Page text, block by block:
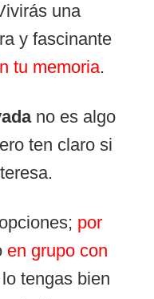
una
y fascinante
tu memoria.
no es algo
ten claro si
por
en grupo con
tengas bien